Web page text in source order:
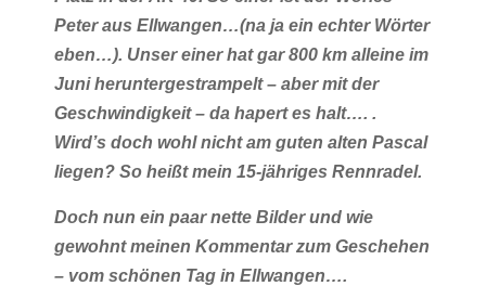
Peter aus Ellwangen…(na ja ein echter Wörter
eben…). Unser einer hat gar 800 km alleine im
Juni heruntergestrampelt – aber mit der
Geschwindigkeit – da hapert es halt…. .
Wird’s doch wohl nicht am guten alten Pascal
liegen? So heißt mein 15-jähriges Rennradel.
Doch nun ein paar nette Bilder und wie
gewohnt meinen Kommentar zum Geschehen
– vom schönen Tag in Ellwangen….